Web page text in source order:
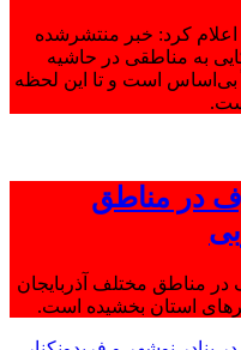
کرد: خبر منتشرشده
به مناطقی در حاشیه
است و تا این لحظه
در مناطق
مناطق مختلف آذربایجان
استان بخشیده است.